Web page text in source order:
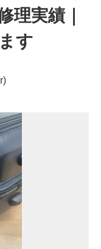
理実績｜
す